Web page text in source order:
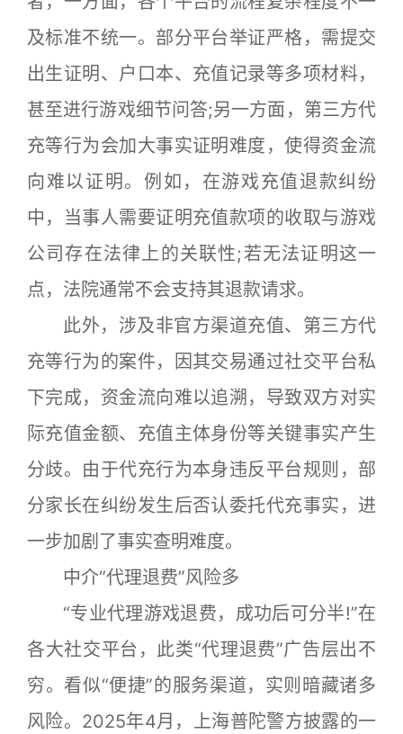
及标准不统一。部分平台举证严格，需提交
出生证明、户口本、充值记录等多项材料，
甚至进行游戏细节问答;另一方面，第三方代
充等行为会加大事实证明难度，使得资金流
向难以证明。例如，在游戏充值退款纠纷
中，当事人需要证明充值款项的收取与游戏
公司存在法律上的关联性;若无法证明这一
点，法院通常不会支持其退款请求。
此外，涉及非官方渠道充值、第三方代
充等行为的案件，因其交易通过社交平台私
下完成，资金流向难以追溯，导致双方对实
际充值金额、充值主体身份等关键事实产生
分歧。由于代充行为本身违反平台规则，部
分家长在纠纷发生后否认委托代充事实，进
一步加剧了事实查明难度。
中介“代理退费”风险多
“专业代理游戏退费，成功后可分半!”在
各大社交平台，此类“代理退费”广告层出不
穷。看似“便捷”的服务渠道，实则暗藏诸多
风险。2025年4月，上海普陀警方披露的一